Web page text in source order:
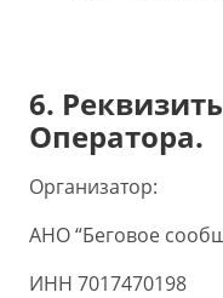
6.
Оператора.
Организатор:
АНО “Беговое
ИНН 7017470198